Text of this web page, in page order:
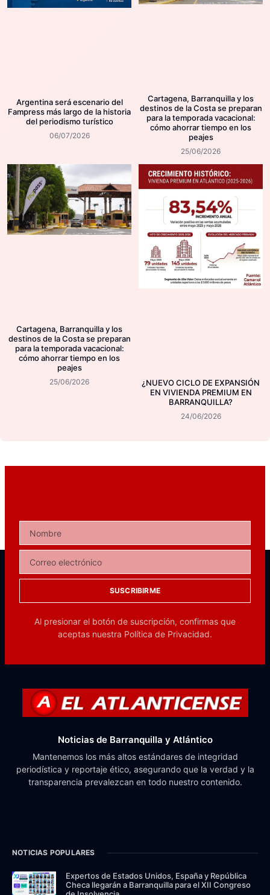
Argentina será escenario del
Fampress más largo de la historia
del periodismo turístico
06/07/2026
Cartagena, Barranquilla y los
destinos de la Costa se preparan
para la temporada vacacional:
cómo ahorrar tiempo en los
peajes
25/06/2026
Cartagena, Barranquilla y los
destinos de la Costa se preparan
para la temporada vacacional:
cómo ahorrar tiempo en los
peajes
25/06/2026
¿NUEVO CICLO DE EXPANSIÓN
EN VIVIENDA PREMIUM EN
BARRANQUILLA?
24/06/2026
SUSCRIBIRME
Al presionar el botón de suscripción, confirmas que
aceptas nuestra Política de Privacidad.
Noticias de Barranquilla y Atlántico
Mantenemos los más altos estándares de integridad
periodística y reportaje ético, asegurando que la verdad y la
transparencia prevalezcan en todo nuestro contenido.
NOTICIAS POPULARES
Expertos de Estados Unidos, España y República
Checa llegarán a Barranquilla para el XII Congreso